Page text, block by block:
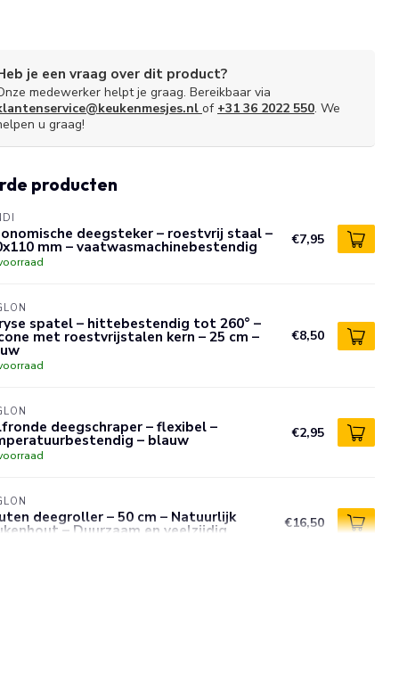
je een vraag over dit product?
medewerker helpt je graag. Bereikbaar via
of +31 36 2022 550. We
u graag!
producten
deegsteker – roestvrij staal –
mm – vaatwasmachinebestendig €7,95
spatel – hittebestendig tot 260° –
met roestvrijstalen kern – 25 cm – €8,50
deegschraper – flexibel –
– blauw €2,95
deegroller – 50 cm – Natuurlijk
– Duurzaam en veelzijdig €16,50